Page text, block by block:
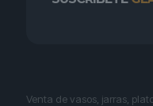
Venta de vasos, jarras,